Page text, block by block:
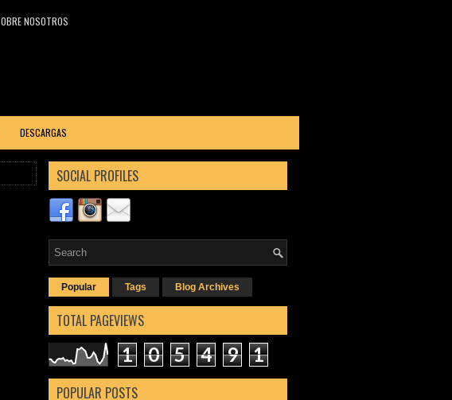
NOSOTROS
DESCARGAS
SOCIAL PROFILES
Popular Tags Blog Archives
TOTAL PAGEVIEWS
1 0 5 4 9 1
POPULAR POSTS